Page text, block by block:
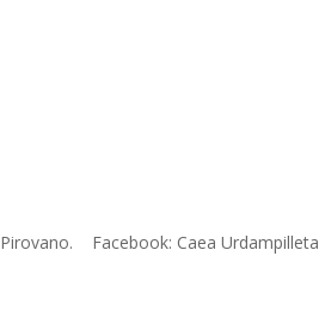
Facebook: Caea Urdampilleta